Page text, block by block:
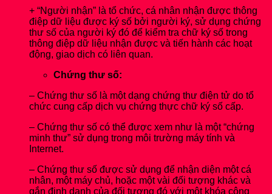
+ “Người nhận” là tổ chức, cá nhân nhận được thông
điệp dữ liệu được ký số bởi người ký, sử dụng chứng
thư số của người ký đó để kiểm tra chữ ký số trong
thông điệp dữ liệu nhận được và tiến hành các hoạt
động, giao dịch có liên quan.
Chứng thư số:
– Chứng thư số là một dạng chứng thư điện tử do tổ
chức cung cấp dịch vụ chứng thực chữ ký số cấp.
– Chứng thư số có thể được xem như là một “chứng
minh thư” sử dụng trong môi trường máy tính và
Internet.
– Chứng thư số được sử dụng để nhận diện một cá
nhân, một máy chủ, hoặc một vài đối tượng khác và
gắn định danh của đối tượng đó với một khóa công